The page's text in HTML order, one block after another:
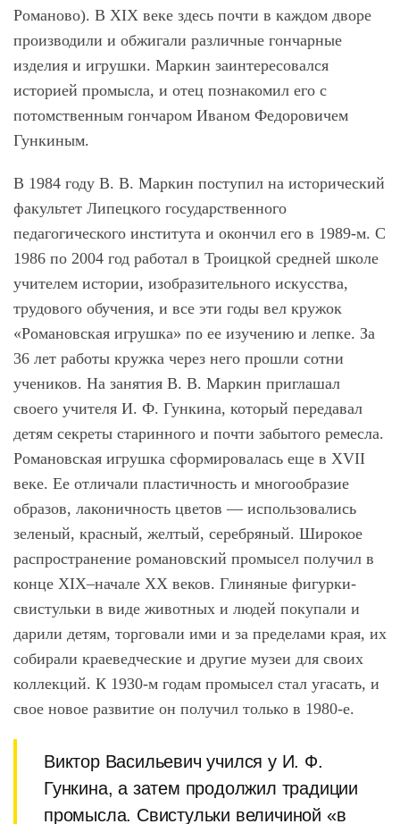
Романово). В XIX веке здесь почти в каждом дворе
производили и обжигали различные гончарные
изделия и игрушки. Маркин заинтересовался
историей промысла, и отец познакомил его с
потомственным гончаром Иваном Федоровичем
Гункиным.
В 1984 году В. В. Маркин поступил на исторический
факультет Липецкого государственного
педагогического института и окончил его в 1989-м. С
1986 по 2004 год работал в Троицкой средней школе
учителем истории, изобразительного искусства,
трудового обучения, и все эти годы вел кружок
«Романовская игрушка» по ее изучению и лепке. За
36 лет работы кружка через него прошли сотни
учеников. На занятия В. В. Маркин приглашал
своего учителя И. Ф. Гункина, который передавал
детям секреты старинного и почти забытого ремесла.
Романовская игрушка сформировалась еще в XVII
веке. Ее отличали пластичность и многообразие
образов, лаконичность цветов ― использовались
зеленый, красный, желтый, серебряный. Широкое
распространение романовский промысел получил в
конце XIX–начале ХХ веков. Глиняные фигурки-
свистульки в виде животных и людей покупали и
дарили детям, торговали ими и за пределами края, их
собирали краеведческие и другие музеи для своих
коллекций. К 1930-м годам промысел стал угасать, и
свое новое развитие он получил только в 1980-е.
Виктор Васильевич учился у И. Ф.
Гункина, а затем продолжил традиции
промысла. Свистульки величиной «в